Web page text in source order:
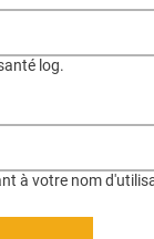
log.
à votre nom